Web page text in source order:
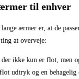
til enhver
ærmer er, at de
at overveje:
ikke kun er flot, men
udtryk og en